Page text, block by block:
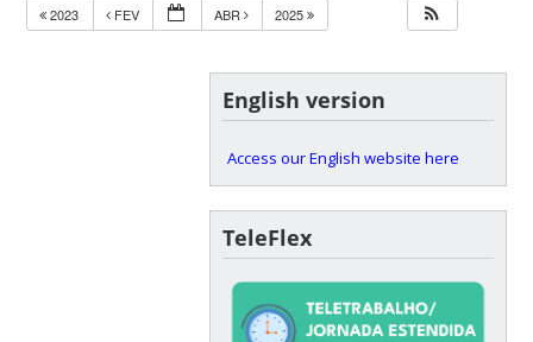
2023 FEV ABR 2025
English version
Access our English website here
TeleFlex